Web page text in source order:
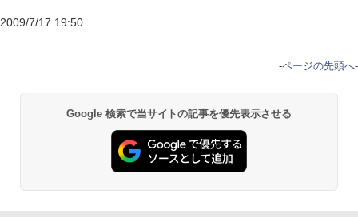
2009/7/17 19:50
-ページの先頭へ-
Google 検索で当サイトの記事を優先表示させる